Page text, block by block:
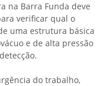
na Barra Funda deve
verificar qual o
uma estrutura básica
e de alta pressão
do trabalho,